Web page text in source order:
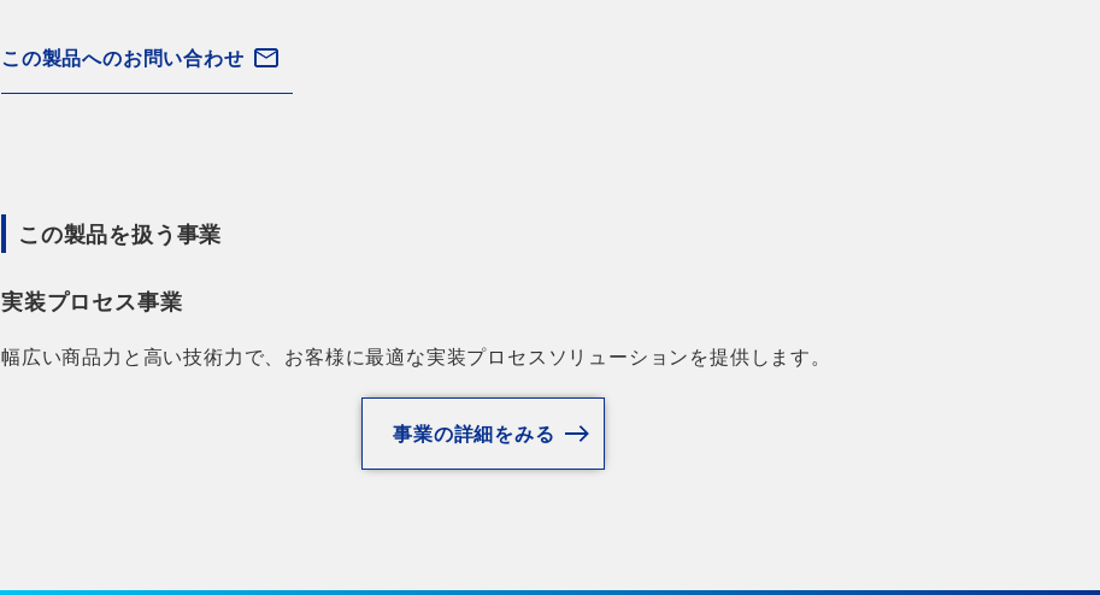
この製品へのお問い合わせ
この製品を扱う事業
実装プロセス事業
幅広い商品力と高い技術力で、お客様に最適な実装プロセスソリューションを提供します。
事業の詳細をみる